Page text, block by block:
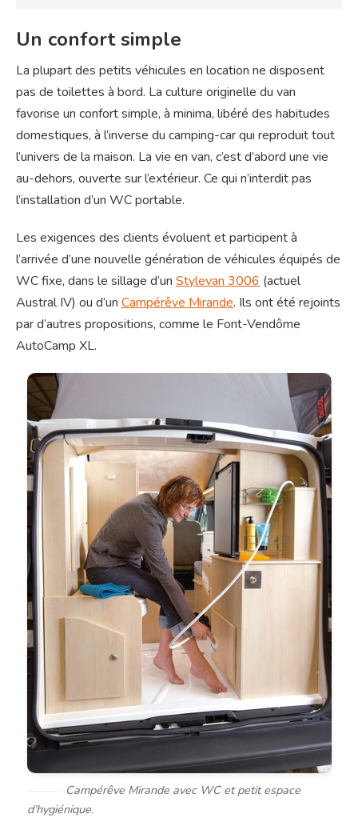
Un confort simple
La plupart des petits véhicules en location ne disposent
pas de toilettes à bord. La culture originelle du van
favorise un confort simple, à minima, libéré des habitudes
domestiques, à l’inverse du camping-car qui reproduit tout
l’univers de la maison. La vie en van, c’est d’abord une vie
au-dehors, ouverte sur l’extérieur. Ce qui n’interdit pas
l’installation d’un WC portable.
Les exigences des clients évoluent et participent à
l’arrivée d’une nouvelle génération de véhicules équipés de
WC fixe, dans le sillage d’un Stylevan 3006 (actuel
Austral IV) ou d’un Campérêve Mirande. Ils ont été rejoints
par d’autres propositions, comme le Font-Vendôme
AutoCamp XL.
Campérêve Mirande avec WC et petit espace
d’hygiénique.